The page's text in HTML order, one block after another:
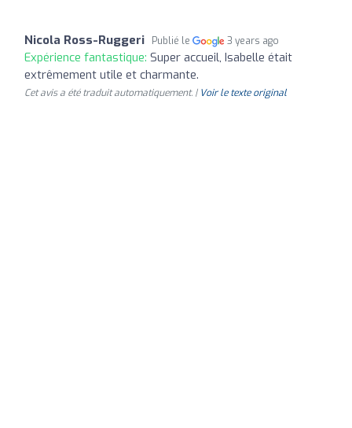
Nicola Ross-Ruggeri Publié le 3 years ago
Expérience fantastique: Super accueil, Isabelle était
extrêmement utile et charmante.
Cet avis a été traduit automatiquement. | Voir le texte original